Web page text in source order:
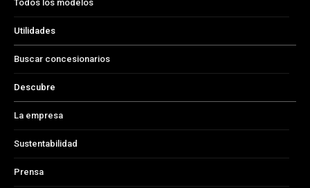
Todos los modelos
Utilidades
Buscar concesionarios
Descubre
La empresa
Sustentabilidad
Prensa